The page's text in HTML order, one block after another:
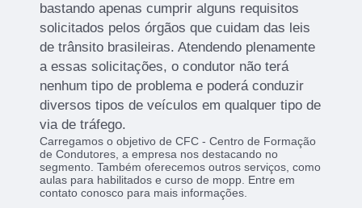
bastando apenas cumprir alguns requisitos
solicitados pelos órgãos que cuidam das leis
de trânsito brasileiras. Atendendo plenamente
a essas solicitações, o condutor não terá
nenhum tipo de problema e poderá conduzir
diversos tipos de veículos em qualquer tipo de
via de tráfego.
Carregamos o objetivo de CFC - Centro de Formação
de Condutores, a empresa nos destacando no
segmento. Também oferecemos outros serviços, como
aulas para habilitados e curso de mopp. Entre em
contato conosco para mais informações.